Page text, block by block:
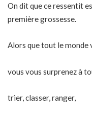
On dit que ce ressentit
première grossesse.
Alors que tout le monde
vous vous surprenez à
trier, classer, ranger,